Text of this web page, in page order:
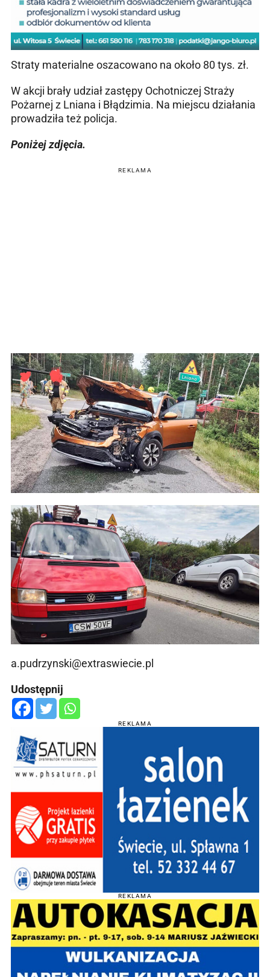
Straty materialne oszacowano na około 80 tys. zł.
W akcji brały udział zastępy Ochotniczej Straży
Pożarnej z Lniana i Błądzimia. Na miejscu działania
prowadziła też policja.
Poniżej zdjęcia.
REKLAMA
a.pudrzynski@extraswiecie.pl
Udostępnij
REKLAMA
REKLAMA